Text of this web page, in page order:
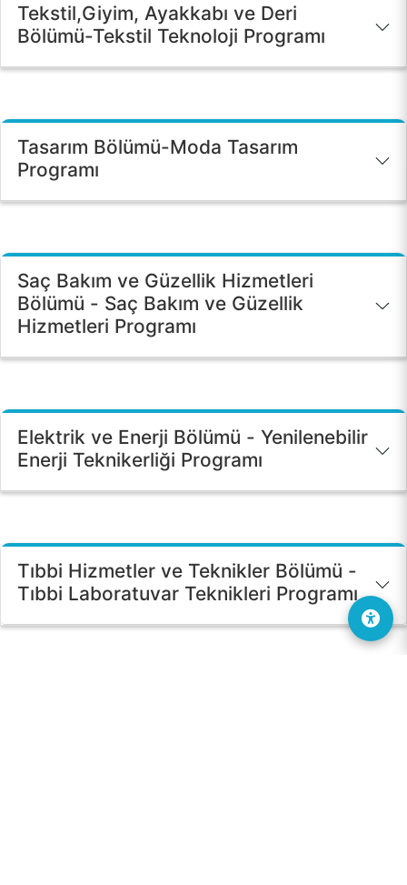
Tekstil,Giyim, Ayakkabı ve Deri
Bölümü-Tekstil Teknoloji Programı
Tasarım Bölümü-Moda Tasarım
Programı
Saç Bakım ve Güzellik Hizmetleri
Bölümü - Saç Bakım ve Güzellik
Hizmetleri Programı
Elektrik ve Enerji Bölümü - Yenilenebilir
Enerji Teknikerliği Programı
Tıbbi Hizmetler ve Teknikler Bölümü -
Tıbbi Laboratuvar Teknikleri Programı